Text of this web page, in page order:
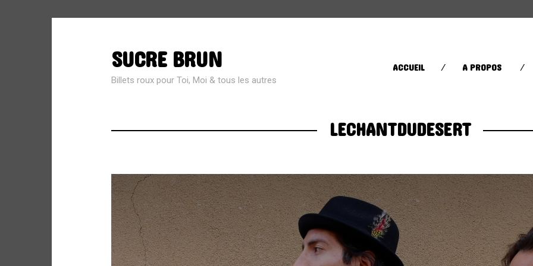
SEARCH
FOR:
CATÉGORIES
Sugar in your bowl
Toys in the Attic
Connexion
Flux des publications
Flux des commentaires
AFRICA AFROBEAT
BRAZIL
BRITPOP BRIT
CLASSIQUE
CONTEMPORAIN
SUCRE BRUN
Billets roux pour Toi, Moi & tous les autres
ACCUEIL A PROPOS
LECHANTDUDESERT